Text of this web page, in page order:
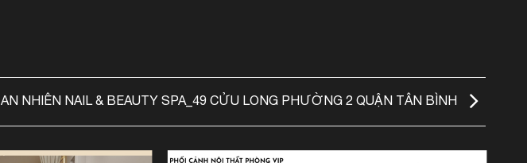
AN NHIÊN NAIL & BEAUTY SPA_49 CỬU LONG PHƯỜNG 2 QUẬN TÂN BÌNH